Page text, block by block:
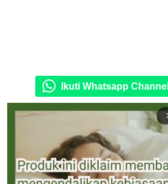
Ikuti Whatsapp